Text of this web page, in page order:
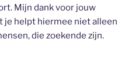
Mijn dank voor jouw
je helpt hiermee niet alleen
die zoekende zijn.